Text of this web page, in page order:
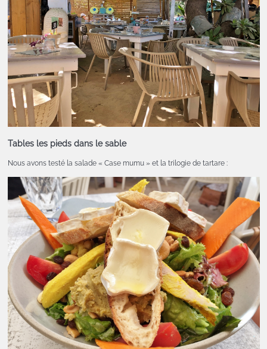
Tables les pieds dans le sable
Nous avons testé la salade « Case mumu » et la trilogie de tartare :